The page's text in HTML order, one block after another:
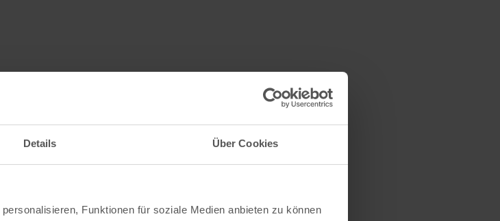
Details Über Cookies
Funktionen für soziale Medien anbieten zu können